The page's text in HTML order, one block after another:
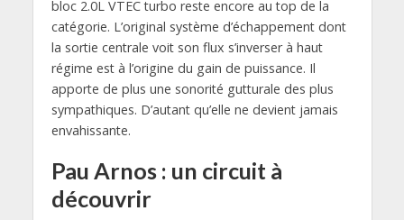
bloc 2.0L VTEC turbo reste encore au top de la
catégorie. L’original système d’échappement dont
la sortie centrale voit son flux s’inverser à haut
régime est à l’origine du gain de puissance. Il
apporte de plus une sonorité gutturale des plus
sympathiques. D’autant qu’elle ne devient jamais
envahissante.
Pau Arnos : un circuit à
découvrir